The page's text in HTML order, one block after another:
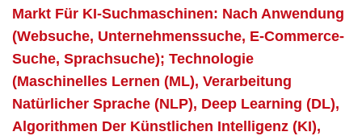
Markt Für KI-Suchmaschinen: Nach Anwendung
(Websuche, Unternehmenssuche, E-Commerce-
Suche, Sprachsuche); Technologie
(Maschinelles Lernen (ML), Verarbeitung
Natürlicher Sprache (NLP), Deep Learning (DL),
Algorithmen Der Künstlichen Intelligenz (KI),